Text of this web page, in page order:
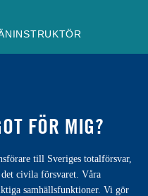
FÖR MIG?
till Sveriges totalförsvar,
civila försvaret. Våra
samhällsfunktioner. Vi gör